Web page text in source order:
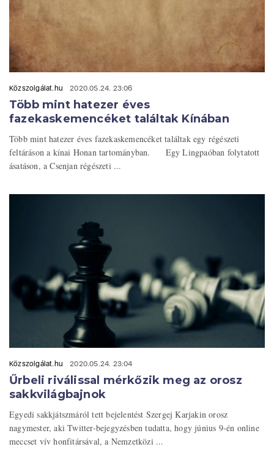
Közszolgálat.hu 2020.05.24. 23:06
Több mint hatezer éves
fazekaskemencéket találtak Kínában
Több mint hatezer éves fazekaskemencéket találtak egy régészeti
feltáráson a kínai Honan tartományban. Egy Lingpaóban folytatott
ásatáson, a Csenjan régészeti ...
Közszolgálat.hu 2020.05.24. 23:04
Űrbeli riválissal mérkőzik meg az orosz
sakkvilágbajnok
Egyedi sakkjátszmáról tett bejelentést Szergej Karjakin orosz
nagymester, aki Twitter-bejegyzésben tudatta, hogy június 9-én online
meccset vív honfitársával, a Nemzetközi ...